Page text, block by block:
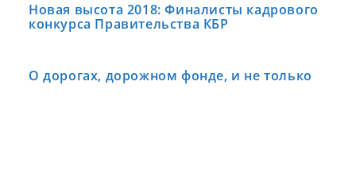
Новая высота 2018: Финалисты кадрового
конкурса Правительства КБР
О дорогах, дорожном фонде, и не только